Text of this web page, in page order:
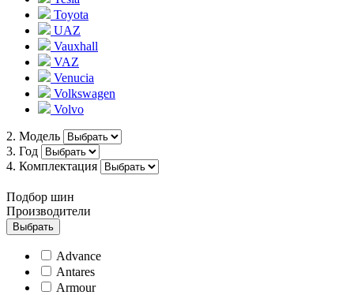
Toyota
UAZ
Vauxhall
VAZ
Venucia
Volkswagen
Volvo
2. Модель
3. Год
4. Комплектация
Подбор шин
Производители
Выбрать
Advance
Antares
Armour